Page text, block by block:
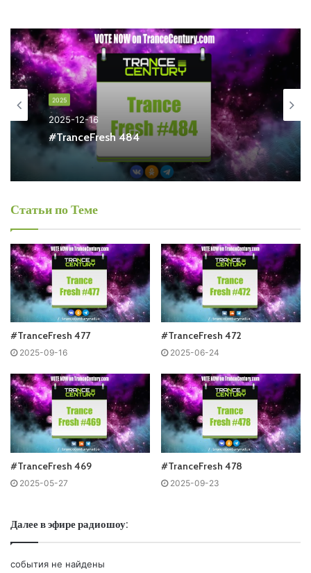
/Black Hole Recordings/
– Will Rees Pres. Tony Conway & Ana Criado – Call Me
Closer /Amsterdam Trance Records/
–Alex M.O.R.P.H.&
Pres. Northern Storm –
Wonderful /FSOE/
–Ferry Corsten& Ruben De Ronde, NRG2000 – Rise Up!
/Flashover Recordings/
Голосуй прямо сейчас:
Понравился выпуск?
Ваша оценка:
2025
2025-12-16
#TranceFresh 484
Статьи по Теме
#TranceFresh 477
2025-09-16
#TranceFresh 472
2025-06-24
#TranceFresh 469
2025-05-27
#TranceFresh 478
2025-09-23
Далее в эфире радиошоу:
события не найдены